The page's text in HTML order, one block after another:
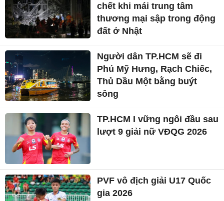
chết khi mái trung tâm
thương mại sập trong động
đất ở Nhật
Người dân TP.HCM sẽ đi
Phú Mỹ Hưng, Rạch Chiếc,
Thủ Dầu Một bằng buýt
sông
TP.HCM I vững ngôi đầu sau
lượt 9 giải nữ VĐQG 2026
PVF vô địch giải U17 Quốc
gia 2026